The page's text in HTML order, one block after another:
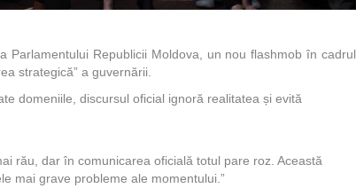
Parlamentului Republicii Moldova, un nou flashmob în cadrul
strategică” a guvernării.
domeniile, discursul oficial ignoră realitatea și evită
rău, dar în comunicarea oficială totul pare roz. Această
mai grave probleme ale momentului.”